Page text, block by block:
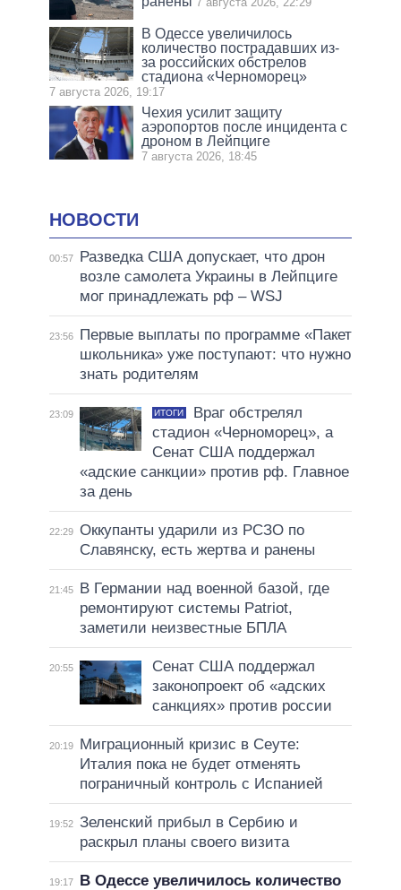
В Одессе увеличилось
количество пострадавших из-
за российских обстрелов
стадиона «Черноморец»
7 августа 2026, 19:17
Чехия усилит защиту
аэропортов после инцидента с
дроном в Лейпциге
7 августа 2026, 18:45
НОВОСТИ
00:57
Разведка США допускает, что дрон
возле самолета Украины в Лейпциге
мог принадлежать рф – WSJ
23:56
Первые выплаты по программе «Пакет
школьника» уже поступают: что нужно
знать родителям
23:09 ИТОГИ
Враг обстрелял
стадион «Черноморец», а
Сенат США поддержал
«адские санкции» против рф. Главное
за день
22:29 Оккупанты ударили из РСЗО по
Славянску, есть жертва и ранены
21:45
В Германии над военной базой, где
ремонтируют системы Patriot,
заметили неизвестные БПЛА
20:55
Сенат США поддержал
законопроект об «адских
санкциях» против россии
20:19
Миграционный кризис в Сеуте:
Италия пока не будет отменять
пограничный контроль с Испанией
19:52 Зеленский прибыл в Сербию и
раскрыл планы своего визита
19:17
В Одессе увеличилось количество